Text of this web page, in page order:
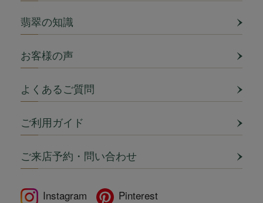
翡翠の知識
お客様の声
よくあるご質問
ご利用ガイド
ご来店予約・問い合わせ
Instagram
Pinterest